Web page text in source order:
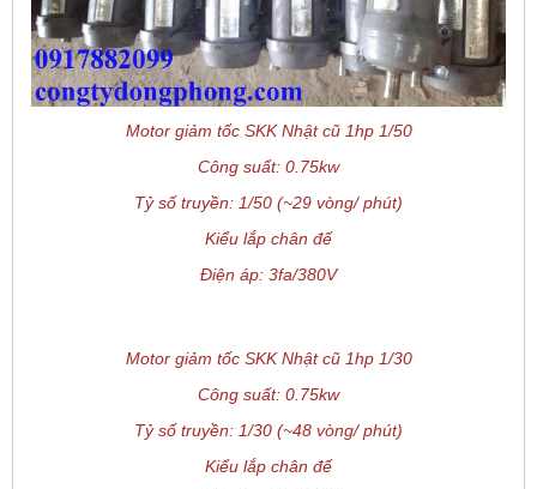
Motor giảm tốc SKK Nhật cũ 1hp 1/50
Công suất: 0.75kw
Tỷ số truyền: 1/50 (~29 vòng/ phút)
Kiểu lắp chân đế
Điện áp: 3fa/380V
Motor giảm tốc SKK Nhật cũ 1hp 1/30
Công suất: 0.75kw
Tỷ số truyền: 1/30 (~48 vòng/ phút)
Kiểu lắp chân đế